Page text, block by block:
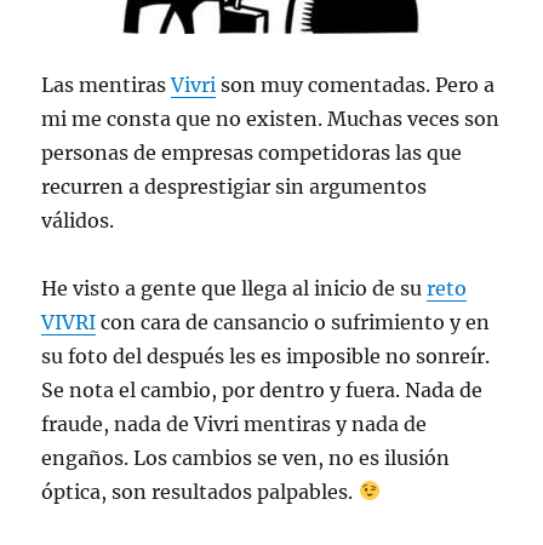
Las mentirasVivri son muy comentadas. Pero a
mi me consta que no existen. Muchas veces son
personas de empresas competidoras las que
recurren a desprestigiar sin argumentos
válidos.
He visto a gente que llega al inicio de sureto
VIVRI con cara de cansancio o sufrimiento y en
su foto del después les es imposible no sonreír.
Se nota el cambio, por dentro y fuera. Nada de
fraude, nada de Vivri mentiras y nada de
engaños. Los cambios se ven, no es ilusión
óptica, son resultados palpables.